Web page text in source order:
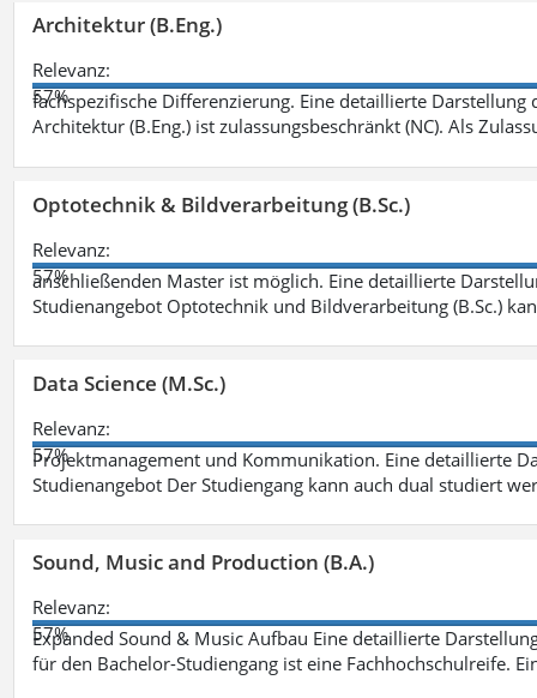
Architektur (B.Eng.)
Relevanz:
57%
fachspezifische Differenzierung. Eine detaillierte
Architektur (B.Eng.) ist zulassungsbeschränkt (NC). Als
Optotechnik & Bildverarbeitung (B.Sc.)
Relevanz:
57%
anschließenden Master ist möglich. Eine detaillierte
Studienangebot Optotechnik und Bildverarbeitung (B.Sc.)
Data Science (M.Sc.)
Relevanz:
57%
Projektmanagement und Kommunikation. Eine detaillierte
Studienangebot Der Studiengang kann auch dual studiert
Sound, Music and Production (B.A.)
Relevanz:
57%
Expanded Sound & Music Aufbau Eine detaillierte
für den Bachelor-Studiengang ist eine Fachhochschulreife.